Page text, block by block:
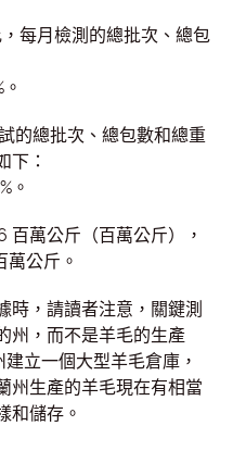
每月檢測的總批次、總包
的總批次、總包數和總重
下：
。
萬公斤（百萬公斤），
萬公斤。
時，請讀者注意，關鍵測
州，而不是羊毛的生產
立一個大型羊毛倉庫，
州生產的羊毛現在有相當
和儲存。